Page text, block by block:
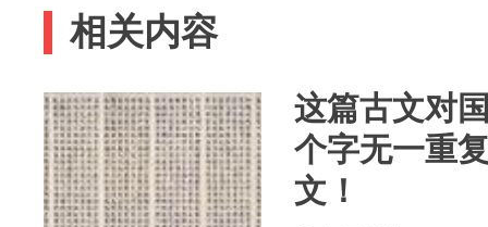
相关内容
这篇古文对
个字无一重
文！